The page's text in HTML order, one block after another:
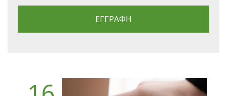
ΕΓΓΡΑΦΉ